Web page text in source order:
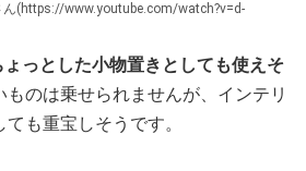
(https://www.youtube.com/watch?v=d-
っとした小物置きとしても使えそ
ものは乗せられませんが、インテリ
も重宝しそうです。